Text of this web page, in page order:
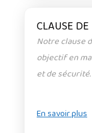
CLAUSE
Notre clause
objectif en
et de sécurité.
En savoir plus